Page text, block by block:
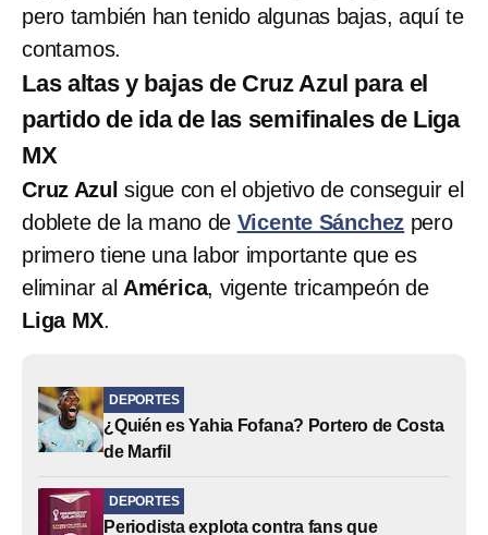
pero también han tenido algunas bajas, aquí te
contamos.
Las altas y bajas de Cruz Azul para el
partido de ida de las semifinales de Liga
MX
Cruz Azul sigue con el objetivo de conseguir el
doblete de la mano de Vicente Sánchez pero
primero tiene una labor importante que es
eliminar al América, vigente tricampeón de
Liga MX.
DEPORTES
¿Quién es Yahia Fofana? Portero de Costa
de Marfil
DEPORTES
Periodista explota contra fans que